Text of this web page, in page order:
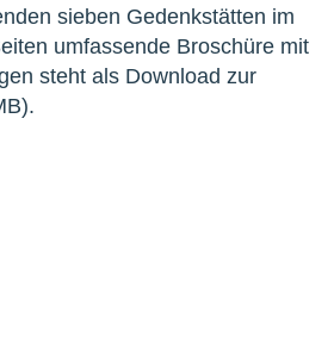
sieben Gedenkstätten im
umfassende Broschüre mit
steht als Download zur